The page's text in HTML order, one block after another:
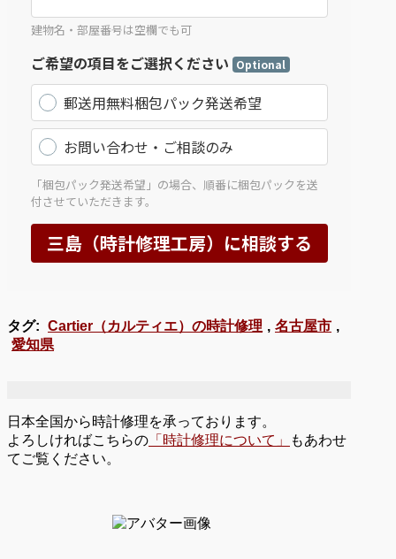
タグ: Cartier（カルティエ）の時計修理 , 名古屋市 ,
愛知県
日本全国から時計修理を承っております。
よろしければこちらの 「時計修理について」
もあわせ
てご覧ください。